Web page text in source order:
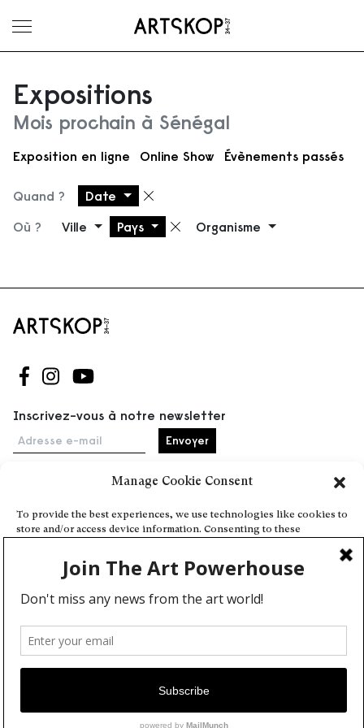
Manage Cookie Consent
To provide the best experiences, we use technologies like cookies to
store and/or access device information. Consenting to these
or unique IDs on this site. Not consenting or withdrawing consent,
may adversely affect certain features and functions.
Deny
View preferences
Ouvrir le menu
Expositions
Mois prochain à Sénégal
Exposition en ligne Online Show Évènements passés
Quand ? Date Supprimer le filtre
Où ? Ville Pays Supprimer le filtre
Organisme
Suivez-nous sur Facebook
Suivez-nous sur Instagram
Suivez-nous sur Youtube
Inscrivez-vous à notre newsletter
Adresse e-mail
Accueil
Événements
À propos
Partenaires
Contact
Conditions générales
Confidentialité et cookies
Communiquer votre événement